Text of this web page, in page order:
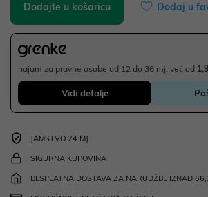
Dodajte u košaricu Dodaj u
najam za pravne osobe od 12 do 36 mj. već od
Vidi detalje
JAMSTVO 24 MJ.
SIGURNA KUPOVINA
BESPLATNA DOSTAVA ZA NARUDŽBE IZNAD